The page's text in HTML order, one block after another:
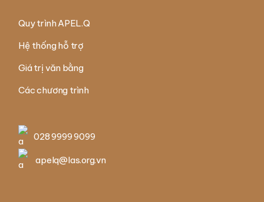
Quy trình APEL.Q
Hệ thống hỗ trợ
Giá trị văn bằng
Các chương trình
028 9999 9099
apelq@las.org.vn